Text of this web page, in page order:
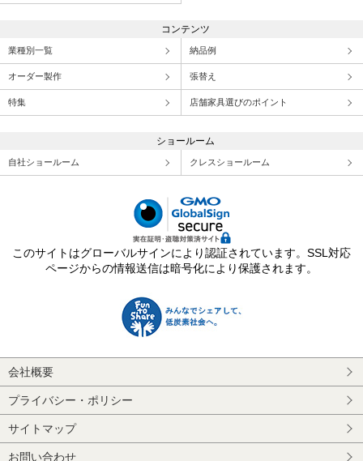
コンテンツ
業種別一覧 納品例
オーダー製作 張替え
特集 店舗家具選びのポイント
ショールーム
自社ショールーム クレスショールーム
このサイトはグローバルサインにより認証されています。SSL対応
ページからの情報送信は暗号化により保護されます。
会社概要
プライバシー・ポリシー
サイトマップ
お問い合わせ